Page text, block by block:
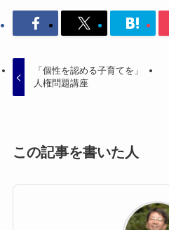
「個性を認める子育てを」
人権問題講座
この記事を書いた人